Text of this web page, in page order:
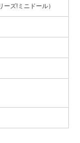
ーズ!ミニドール）